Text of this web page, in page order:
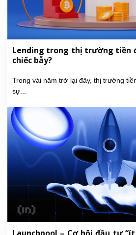
Lending trong thị trường tiền
chiếc bẫy?
Trong vài năm trở lại đây, thị trường
sự...